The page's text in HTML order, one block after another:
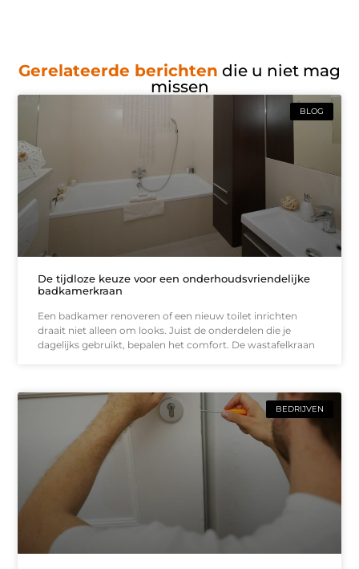
Gerelateerde berichten die u niet mag
missen
BLOG
De tijdloze keuze voor een onderhoudsvriendelijke
badkamerkraan
Een badkamer renoveren of een nieuw toilet inrichten
draait niet alleen om looks. Juist de onderdelen die je
dagelijks gebruikt, bepalen het comfort. De wastafelkraan
BEDRIJVEN